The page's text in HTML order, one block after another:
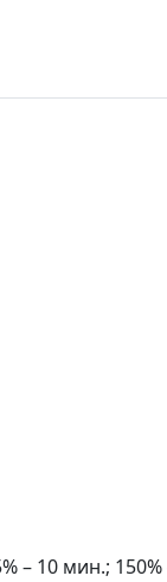
– 10 мин.; 150%